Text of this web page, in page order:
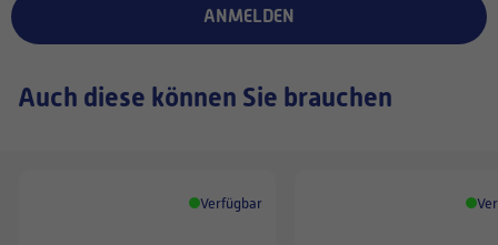
ANMELDEN
Auch diese können Sie brauchen
Verfügbar